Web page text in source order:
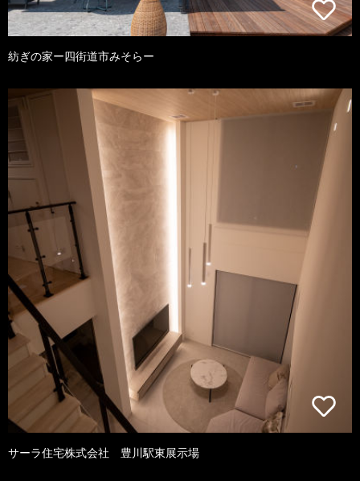
紡ぎの家ー四街道市みそらー
サーラ住宅株式会社 豊川駅東展示場